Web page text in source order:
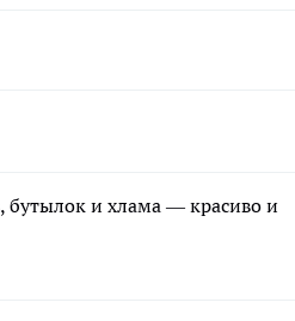
бутылок и хлама — красиво и